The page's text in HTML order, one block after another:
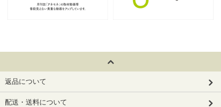
返品について
配送・送料について